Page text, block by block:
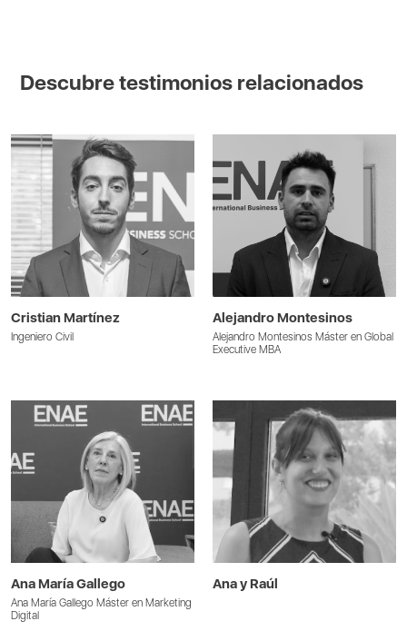
Descubre testimonios relacionados
Cristian Martínez
Ingeniero Civil
Alejandro Montesinos
Alejandro Montesinos Máster en Global
Executive MBA
Ana María Gallego
Ana María Gallego Máster en Marketing
Digital
Ana y Raúl